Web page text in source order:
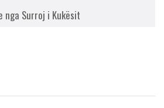
nga Surroj i Kukësit